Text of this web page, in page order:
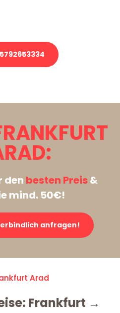
den besten Preis&
mind. 50€!
anfragen!
Arad
Frankfurt →